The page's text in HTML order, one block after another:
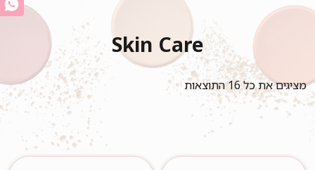
Skin Care
מציגים את כל ⁦16⁩ התוצאות